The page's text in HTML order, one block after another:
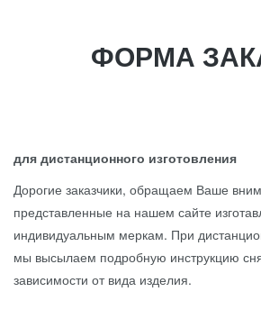
ФОРМА
для дистанционного изготовления
Дорогие заказчики, обращаем Ваше
представленные на нашем сайте
индивидуальным меркам. При
мы высылаем подробную инструкцию
зависимости от вида изделия.